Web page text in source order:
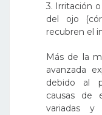
3. Irritación
del ojo
recubren el
Más de la
avanzada
debido al
causas de
variadas